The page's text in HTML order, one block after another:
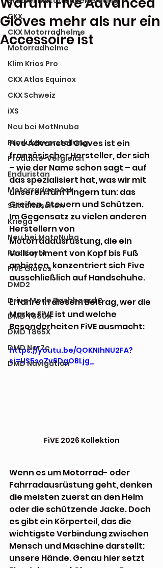
CKX
CKX Motorradhelme
Motorradhelme
Klim Krios Pro
CKX Atlas Equinox
CKX Schweiz
iXS
Neu bei MotNnuba
Produktevorstellung
Produkte-Vergleich
Enduristan
Motorradgepäck
Satteltaschen
Kriega
Neu bei MotoNuba
Red Koyot
FiVE Gloves
DMD2
Drive Mode Dashboard 2
DMD T880X
DMD T865X
DMD Nor7e
DMD Navigation
Gloves mehr als nur ein
Accessoire ist
Five Advanced Gloves ist ein
französischer Hersteller, der sich
– wie der Name schon sagt – auf
das spezialisiert hat, was wir mit
unseren fünf Fingern tun: das
Greifen, Steuern und Schützen.
Im Gegensatz zu vielen anderen
Herstellern von
Motorradausrüstung, die ein
Vollsortiment von Kopf bis Fuß
anbieten, konzentriert sich Five
ausschließlich auf Handschuhe.
Erfahre in diesem Beitrag, wer die
Marke FiVE ist und welche
Besonderheiten FiVE ausmacht:
https://youtu.be/QOKNIhNU2FA?
si=US5soZv6DgOBLjg_
FiVE 2026 Kollektion
Wenn es um Motorrad- oder
Fahrradausrüstung geht, denken
die meisten zuerst an den Helm
oder die schützende Jacke. Doch
es gibt ein Körperteil, das die
wichtigste Verbindung zwischen
Mensch und Maschine darstellt:
unsere Hände. Genau hier setzt